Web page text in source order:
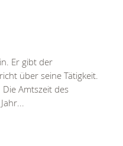
Er gibt der
über seine Tätigkeit.
Amtszeit des